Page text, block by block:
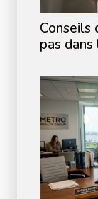
Conseils
pas